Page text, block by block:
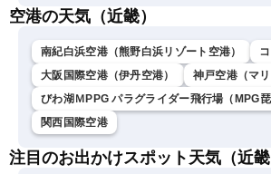
空港の天気（近畿）
南紀白浜空港（熊野白浜リゾート空港）
大阪国際空港（伊丹空港）
神戸空港（マリ
びわ湖ＭPPG パラグライダー飛行場（MPG琵
関西国際空港
注目のお出かけスポット天気（近畿